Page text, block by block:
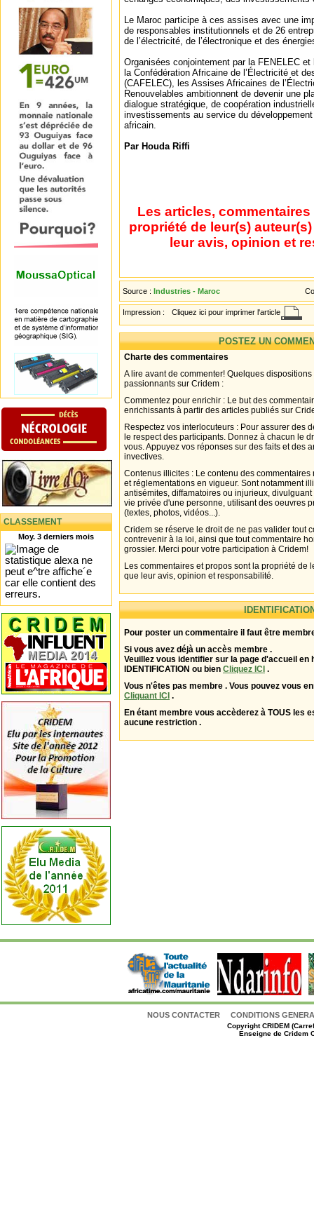
CLASSEMENT
Moy. 3 derniers mois
Le Maroc participe à ces assises avec une
de responsables institutionnels et de 26
de l’électricité, de l’électronique et des
Organisées conjointement par la FENELEC et
la Confédération Africaine de l’Électricité et
(CAFELEC), les Assises Africaines de
Renouvelables ambitionnent de devenir une
dialogue stratégique, de coopération
investissements au service du
africain.
Par Houda Riffi
Les articles,
propriété de leur(s)
leur avis, opinion et
Source : Industries - Maroc
Impression : Cliquez ici pour imprimer l'article
POSTEZ UN
Charte des commentaires
A lire avant de commenter! Quelques
passionnants sur Cridem :
Commentez pour enrichir : Le but des
enrichissants à partir des articles publiés sur
Respectez vos interlocuteurs : Pour assurer des
le respect des participants. Donnez à chacun le
vous. Appuyez vos réponses sur des faits et des
invectives.
Contenus illicites : Le contenu des
et réglementations en vigueur. Sont notamment
antisémites, diffamatoires ou injurieux,
vie privée d'une personne, utilisant des oeuvres
(textes, photos, vidéos...).
Cridem se réserve le droit de ne pas valider tout
contrevenir à la loi, ainsi que tout commentaire
grossier. Merci pour votre participation à Cridem!
Les commentaires et propos sont la propriété de
que leur avis, opinion et responsabilité.
Pour poster un commentaire il faut être
Si vous avez déjà un accès membre .
Veuillez vous identifier sur la page d'accueil en
IDENTIFICATION ou bien Cliquez ICI .
Vous n'êtes pas membre . Vous pouvez vous
Cliquant ICI .
En étant membre vous accèderez à TOUS les
aucune restriction .
NOUS CONTACTER CONDITIONS
CopyrightCRIDEM
Enseigne de Cridem